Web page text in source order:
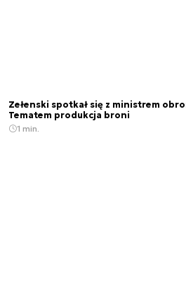
Zełenski spotkał się z ministrem
Tematem produkcja broni
1 min.